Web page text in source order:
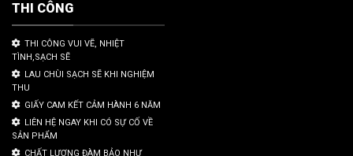
THI CÔNG
THI CÔNG VUI VẼ, NHIỆT
TÌNH,SẠCH SẼ
LAU CHÙI SẠCH SẼ KHI NGHIỆM
THU
GIẤY CAM KẾT CẢM HÀNH 6 NĂM
LIÊN HỆ NGAY KHI CÓ SỰ CỐ VỀ
SẢN PHẨM
CHẤT LƯỢNG ĐÀM BẢO NHƯ